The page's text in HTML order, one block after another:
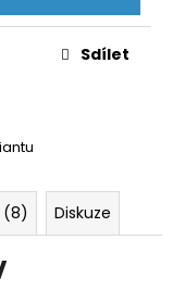
Sdílet
(8) Diskuze